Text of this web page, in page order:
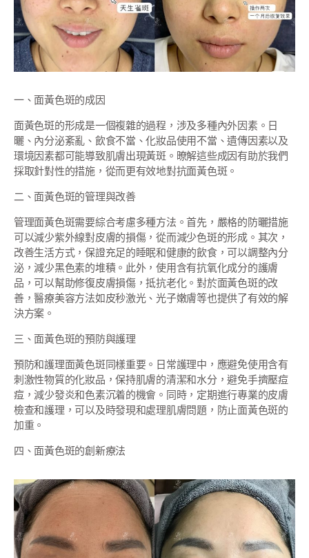
一、面黃色斑的成因
面黃色斑的形成是一個複雜的過程，涉及多種內外因素。日
曬、內分泌紊亂、飲食不當、化妝品使用不當、遺傳因素以及
環境因素都可能導致肌膚出現黃斑。暸解這些成因有助於我們
採取針對性的措施，從而更有效地對抗面黃色斑。
二、面黃色斑的管理與改善
管理面黃色斑需要綜合考慮多種方法。首先，嚴格的防曬措施
可以減少紫外線對皮膚的損傷，從而減少色斑的形成。其次，
改善生活方式，保證充足的睡眠和健康的飲食，可以調整內分
泌，減少黑色素的堆積。此外，使用含有抗氧化成分的護膚
品，可以幫助修復皮膚損傷，抵抗老化。對於面黃色斑的改
善，醫療美容方法如皮秒激光、光子嫩膚等也提供了有效的解
決方案。
三、面黃色斑的預防與護理
預防和護理面黃色斑同樣重要。日常護理中，應避免使用含有
刺激性物質的化妝品，保持肌膚的清潔和水分，避免手擠壓痘
痘，減少發炎和色素沉着的機會。同時，定期進行專業的皮膚
檢查和護理，可以及時發現和處理肌膚問題，防止面黃色斑的
加重。
四、面黃色斑的創新療法